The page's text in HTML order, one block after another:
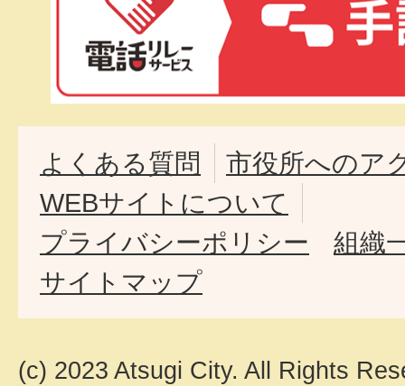
よくある質問
市役所へのア
WEBサイトについて
プライバシーポリシー
組織
サイトマップ
(c) 2023 Atsugi City. All Rights